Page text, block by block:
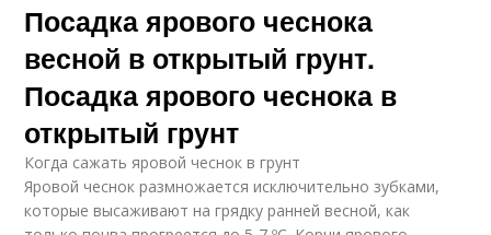
Посадка ярового чеснока
весной в открытый грунт.
Посадка ярового чеснока в
открытый грунт
Когда сажать яровой чеснок в грунт
Яровой чеснок размножается исключительно зубками,
которые высаживают на грядку ранней весной, как